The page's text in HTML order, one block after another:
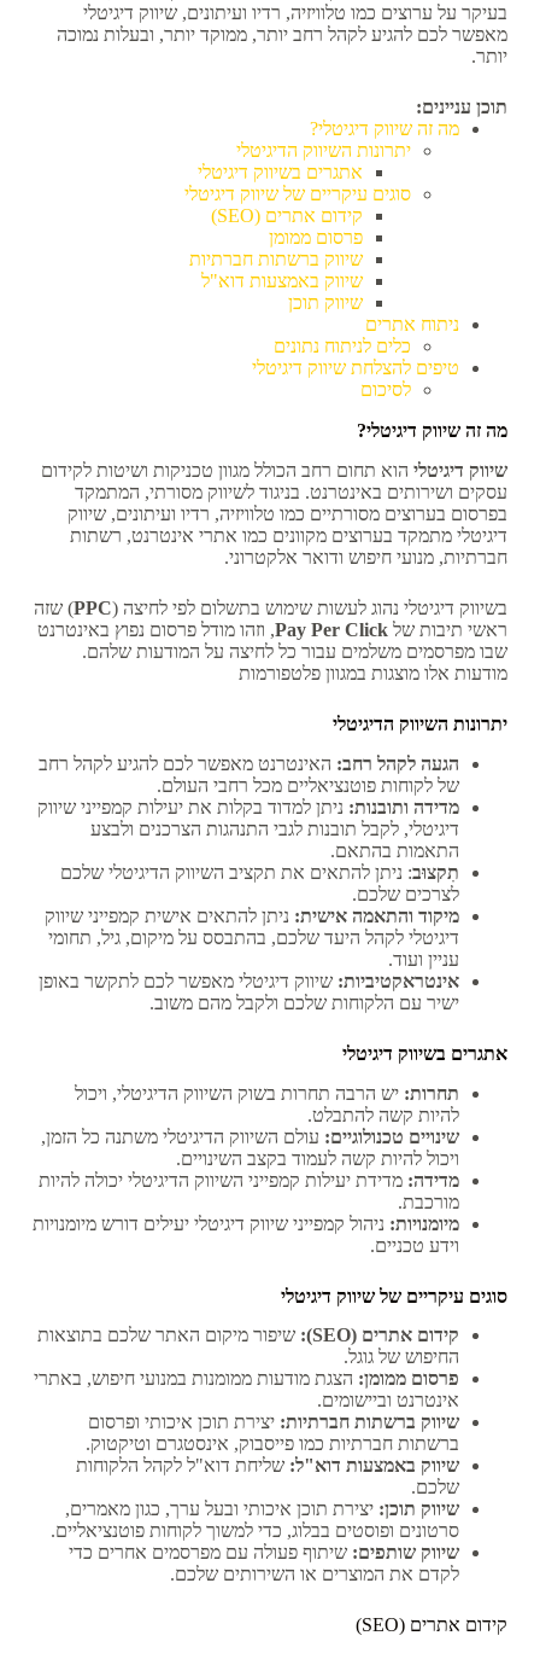
בעיקר על ערוצים כמו טלוויזיה, רדיו ועיתונים, שיווק דיגיטלי
מאפשר לכם להגיע לקהל רחב יותר, ממוקד יותר, ובעלות נמוכה
יותר.
תוכן עניינים:
מה זה שיווק דיגיטלי?
יתרונות השיווק הדיגיטלי
אתגרים בשיווק דיגיטלי
סוגים עיקריים של שיווק דיגיטלי
קידום אתרים (SEO)
פרסום ממומן
שיווק ברשתות חברתיות
שיווק באמצעות דוא"ל
שיווק תוכן
ניתוח אתרים
כלים לניתוח נתונים
טיפים להצלחת שיווק דיגיטלי
לסיכום
מה זה שיווק דיגיטלי?
שיווק דיגיטליהוא תחום רחב הכולל מגוון טכניקות ושיטות לקידום
עסקים ושירותים באינטרנט. בניגוד לשיווק מסורתי, המתמקד
בפרסום בערוצים מסורתיים כמו טלוויזיה, רדיו ועיתונים, שיווק
דיגיטלי מתמקד בערוצים מקוונים כמו אתרי אינטרנט, רשתות
חברתיות, מנועי חיפוש ודואר אלקטרוני.
בשיווק דיגיטלי נהוג לעשות שימוש בתשלום לפי לחיצה (PPC) שזה
ראשי תיבות של Pay Per Click, וזהו מודל פרסום נפוץ באינטרנט
שבו מפרסמים משלמים עבור כל לחיצה על המודעות שלהם.
מודעות אלו מוצגות במגוון פלטפורמות
יתרונות השיווק הדיגיטלי
הגעה לקהל רחב: האינטרנט מאפשר לכם להגיע לקהל רחב
של לקוחות פוטנציאליים מכל רחבי העולם.
מדידה ותובנות: ניתן למדוד בקלות את יעילות קמפייני שיווק
דיגיטלי, לקבל תובנות לגבי התנהגות הצרכנים ולבצע
התאמות בהתאם.
תִקצוּב: ניתן להתאים את תקציב השיווק הדיגיטלי שלכם
לצרכים שלכם.
מיקוד והתאמה אישית: ניתן להתאים אישית קמפייני שיווק
דיגיטלי לקהל היעד שלכם, בהתבסס על מיקום, גיל, תחומי
עניין ועוד.
אינטראקטיביות: שיווק דיגיטלי מאפשר לכם לתקשר באופן
ישיר עם הלקוחות שלכם ולקבל מהם משוב.
אתגרים בשיווק דיגיטלי
תחרות: יש הרבה תחרות בשוק השיווק הדיגיטלי, ויכול
להיות קשה להתבלט.
שינויים טכנולוגיים: עולם השיווק הדיגיטלי משתנה כל הזמן,
ויכול להיות קשה לעמוד בקצב השינויים.
מדידה: מדידת יעילות קמפייני השיווק הדיגיטלי יכולה להיות
מורכבת.
מיומנויות: ניהול קמפייני שיווק דיגיטלי יעילים דורש מיומנויות
וידע טכניים.
סוגים עיקריים של שיווק דיגיטלי
קידום אתרים (SEO):
שיפור מיקום האתר שלכם בתוצאות
החיפוש של גוגל.
פרסום ממומן: הצגת מודעות ממומנות במנועי חיפוש, באתרי
אינטרנט וביישומים.
שיווק ברשתות חברתיות: יצירת תוכן איכותי ופרסום
ברשתות חברתיות כמו פייסבוק, אינסטגרם וטיקטוק.
שיווק באמצעות דוא"ל: שליחת דוא"ל לקהל הלקוחות
שלכם.
שיווק תוכן: יצירת תוכן איכותי ובעל ערך, כגון מאמרים,
סרטונים ופוסטים בבלוג, כדי למשוך לקוחות פוטנציאליים.
שיווק שותפים: שיתוף פעולה עם מפרסמים אחרים כדי
לקדם את המוצרים או השירותים שלכם.
קידום אתרים (SEO)